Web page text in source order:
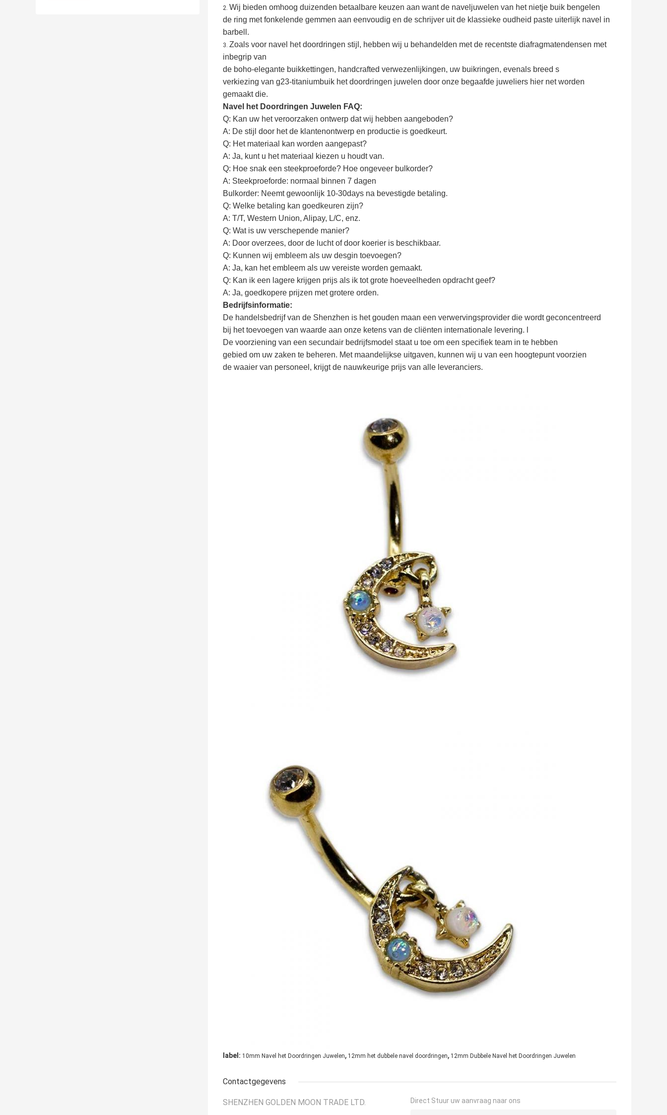
2. Wij bieden omhoog duizenden betaalbare keuzen aan want de naveljuwelen van het nietje buik bengelen
de ring met fonkelende gemmen aan eenvoudig en de schrijver uit de klassieke oudheid paste uiterlijk navel in
barbell.
3. Zoals voor navel het doordringen stijl, hebben wij u behandelden met de recentste diafragmatendensen met
inbegrip van
de boho-elegante buikkettingen, handcrafted verwezenlijkingen, uw buikringen, evenals breed s
verkiezing van g23-titaniumbuik het doordringen juwelen door onze begaafde juweliers hier net worden
gemaakt die.
Navel het Doordringen Juwelen FAQ:
Q: Kan uw het veroorzaken ontwerp dat wij hebben aangeboden?
A: De stijl door het de klantenontwerp en productie is goedkeurt.
Q: Het materiaal kan worden aangepast?
A: Ja, kunt u het materiaal kiezen u houdt van.
Q: Hoe snak een steekproeforde? Hoe ongeveer bulkorder?
A: Steekproeforde: normaal binnen 7 dagen
Bulkorder: Neemt gewoonlijk 10-30days na bevestigde betaling.
Q: Welke betaling kan goedkeuren zijn?
A: T/T, Western Union, Alipay, L/C, enz.
Q: Wat is uw verschepende manier?
A: Door overzees, door de lucht of door koerier is beschikbaar.
Q: Kunnen wij embleem als uw desgin toevoegen?
A: Ja, kan het embleem als uw vereiste worden gemaakt.
Q: Kan ik een lagere krijgen prijs als ik tot grote hoeveelheden opdracht geef?
A: Ja, goedkopere prijzen met grotere orden.
Bedrijfsinformatie:
De handelsbedrijf van de Shenzhen is het gouden maan een verwervingsprovider die wordt geconcentreerd
bij het toevoegen van waarde aan onze ketens van de cliënten internationale levering. l
De voorziening van een secundair bedrijfsmodel staat u toe om een specifiek team in te hebben
gebied om uw zaken te beheren. Met maandelijkse uitgaven, kunnen wij u van een hoogtepunt voorzien
de waaier van personeel, krijgt de nauwkeurige prijs van alle leveranciers.
label: 10mm Navel het Doordringen Juwelen, 12mm het dubbele navel doordringen, 12mm Dubbele Navel het Doordringen Juwelen
Contactgegevens
SHENZHEN GOLDEN MOON TRADE LTD. Direct Stuur uw aanvraag naar ons